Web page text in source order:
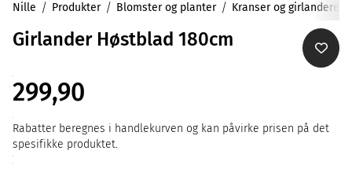
Nille Produkter Blomster og planter Kranser og girlandere
Girlander Høstblad 180cm
299,90
Rabatter beregnes i handlekurven og kan påvirke prisen på det
spesifikke produktet.